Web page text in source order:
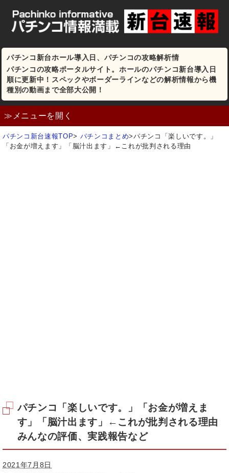
パチンコ新台ホール導入日、パチンコの攻略解析情
パチンコの攻略ポータルサイト。ホールのパチンコ新台導入日
順に更新中！スペックやボーダーラインなどの解析情報から機
種別の動画まで全部大公開！
≫メニューを開く
パチンコ新台速報TOP> パチンコまとめ>パチンコ「楽しいです。」
「お金が増えます」「脳汁出ます」←これが批判される理由
パチンコ「楽しいです。」「お金が増えま
す」「脳汁出ます」←これが批判される理由
みんなの評価、実践報告など
2021年7月8日